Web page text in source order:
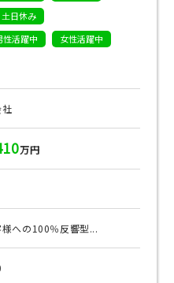
土日休み
性活躍中
女性活躍中
万円
への100％反響型...